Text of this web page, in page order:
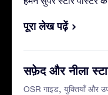
पूरा लेख पढ़ें
सफ़ेद और नीला
OSR गाइड युक्तियाँ और